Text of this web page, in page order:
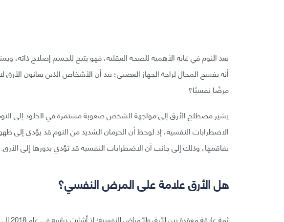
يعد النوم في غاية الأهمية للصحة العقلية، فهو يتيح للجسم إصلاح ذاته،
أنه يفسح المجال لراحة الجهاز العصبي؛ بيد أن الأشخاص الذين يعانون
مرضًا نفسيًا؟
يشير مصطلح الأرق إلى مواجهة الشخص صعوبة مستمرة في الخلود إلى النوم
الاضطرابات النفسية، إذ لوحظ أن الحرمان الشديد من النوم قد يؤدي إلى
يفاقمها، وذلك إلى جانب أن الاضطرابات النفسية قد تؤدي بدورها إلى الأرق.
هل الأرق علامة على المرض النفسي؟